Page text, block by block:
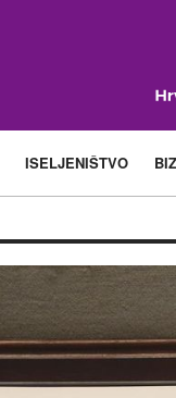
ISELJENIŠTVO